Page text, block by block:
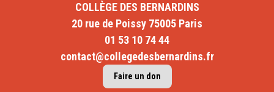
COLLÈGE DES BERNARDINS
20 rue de Poissy 75005 Paris
01 53 10 74 44
contact@collegedesbernardins.fr
Faire un don